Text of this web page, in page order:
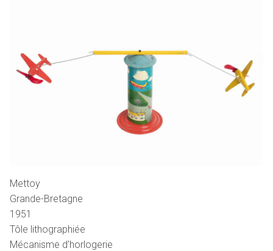
Mettoy
Grande-Bretagne
1951
Tôle lithographiée
Mécanisme d’horlogerie